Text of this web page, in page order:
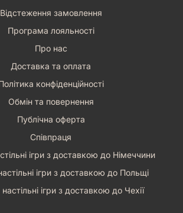
Відстеження замовлення
Програма лояльності
Про нас
Доставка та оплата
конфіденційності
Обмін та повернення
Публічна оферта
Співпраця
ігри з доставкою до Німеччини
ігри з доставкою до Польщі
настільні ігри з доставкою до Чехії